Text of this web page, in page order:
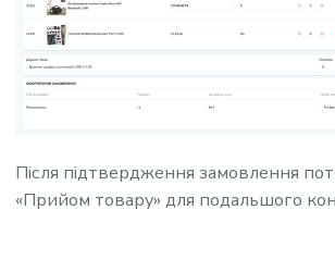
Після підтвердження замовлення
«Прийом товару» для подальшого